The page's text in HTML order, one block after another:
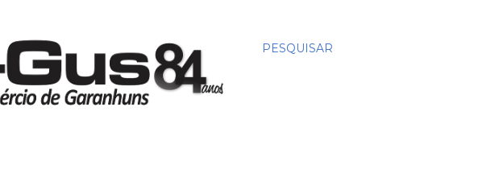
PESQUISAR